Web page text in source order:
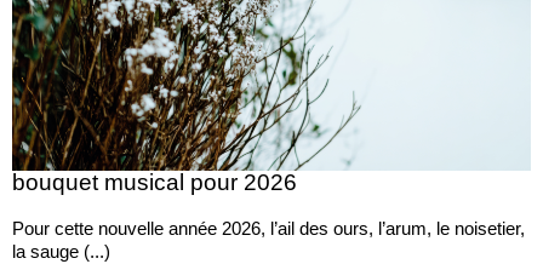
bouquet musical pour 2026
Pour cette nouvelle année 2026, l’ail des ours, l’arum, le noisetier,
la sauge (...)